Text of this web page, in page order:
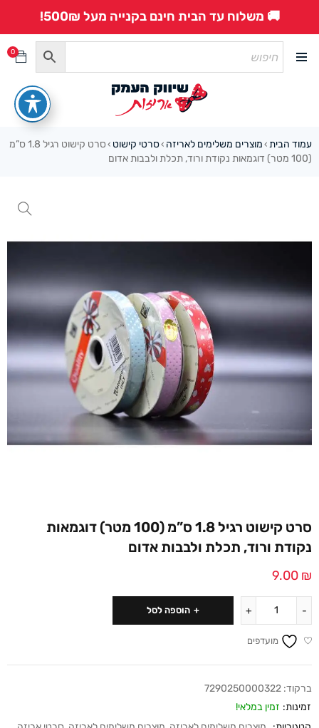
🚚 משלוח עד הבית חינם בקנייה מעל 500₪!
0
עמוד הבית › מוצרים משלימים לאריזה ›סרטי קישוט ›
סרט קישוט רגיל 1.8 ס”מ
(100 מטר) דוגמאות נקודת ורוד, תכלת ולבבות אדום
סרט קישוט רגיל 1.8 ס”מ (100 מטר) דוגמאות
נקודת ורוד, תכלת ולבבות אדום
9.00 ₪
הוספה לסל
מועדפים
ברקוד: 7290250000322
זמינות: זמין במלאי!